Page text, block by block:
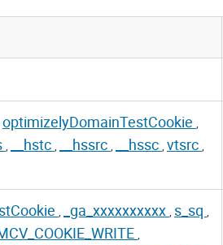
optimizelyDomainTestCookie ,
, __hstc , __hssrc , __hssc , vtsrc ,
, _ga_xxxxxxxxxx , s_sq ,
,